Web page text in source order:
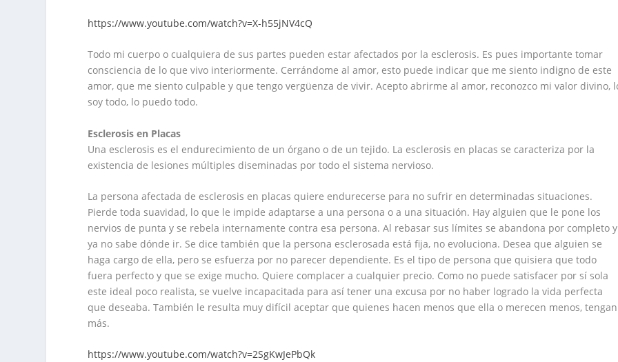
https://www.youtube.com/watch?v=X-h55jNV4cQ
Todo mi cuerpo o cualquiera de sus partes pueden estar afectados por la esclerosis. Es pues importante tomar
consciencia de lo que vivo interiormente. Cerrándome al amor, esto puede indicar que me siento indigno de este
amor, que me siento culpable y que tengo vergüenza de vivir. Acepto abrirme al amor, reconozco mi valor divino,
soy todo, lo puedo todo.
Esclerosis en Placas
Una esclerosis es el endurecimiento de un órgano o de un tejido. La esclerosis en placas se caracteriza por la
existencia de lesiones múltiples diseminadas por todo el sistema nervioso.
La persona afectada de esclerosis en placas quiere endurecerse para no sufrir en determinadas situaciones.
Pierde toda suavidad, lo que le impide adaptarse a una persona o a una situación. Hay alguien que le pone los
nervios de punta y se rebela internamente contra esa persona. Al rebasar sus límites se abandona por completo y
ya no sabe dónde ir. Se dice también que la persona esclerosada está fija, no evoluciona. Desea que alguien se
haga cargo de ella, pero se esfuerza por no parecer dependiente. Es el tipo de persona que quisiera que todo
fuera perfecto y que se exige mucho. Quiere complacer a cualquier precio. Como no puede satisfacer por sí sola
este ideal poco realista, se vuelve incapacitada para así tener una excusa por no haber logrado la vida perfecta
que deseaba. También le resulta muy difícil aceptar que quienes hacen menos que ella o merecen menos, tengan
más.
https://www.youtube.com/watch?v=2SgKwJePbQk